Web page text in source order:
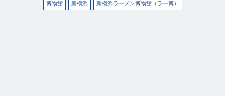
博物館 新横浜 新横浜ラーメン博物館（ラー博）